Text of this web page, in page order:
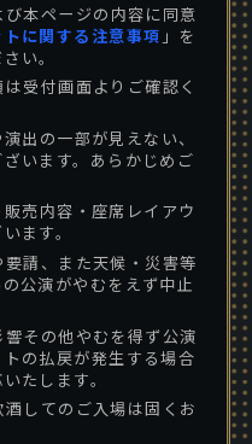
び本ページの内容に同意
に関する注意事項 」を
い。
受付画面よりご確認く
出の一部が見えない、
います。あらかじめご
売内容・座席レイアウ
ます。
請、また天候・災害等
公演がやむをえず中止
その他やむを得ず公演
の払戻が発生する場合
たします。
してのご入場は固くお